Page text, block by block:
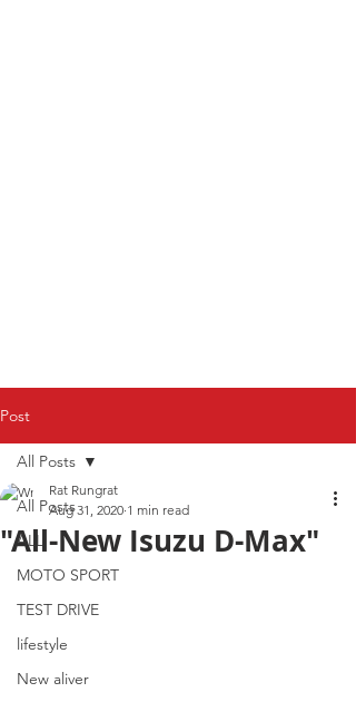
Post
All Posts
ALL
MOTO SPORT
TEST DRIVE
lifestyle
New aliver
All Posts
"All-New Isuzu D-Max"
Rat Rungrat
Aug 31, 2020 1 min read